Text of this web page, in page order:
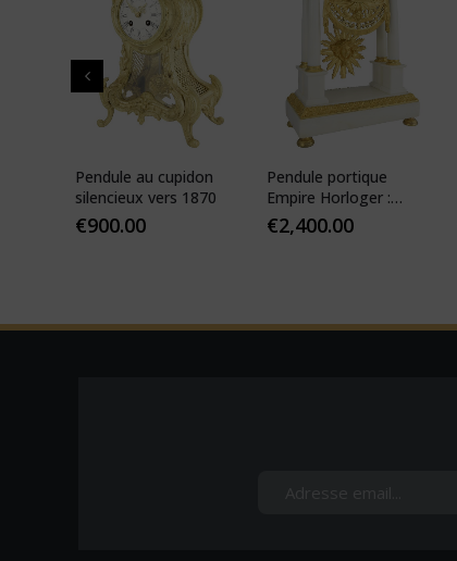
Pendule au cupidon
silencieux vers 1870
€900.00
Pendule portique
Empire Horloger :
VEIBEL 1810
€2,400.00